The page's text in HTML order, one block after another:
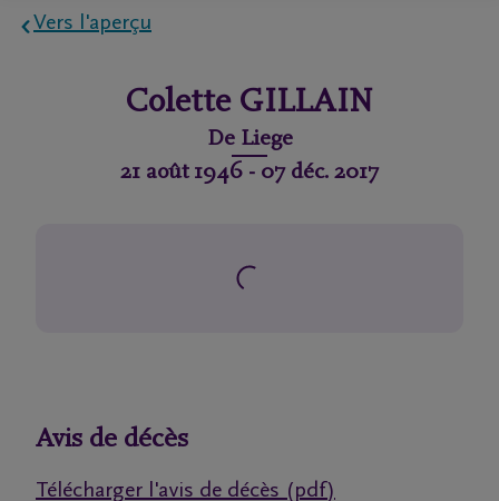
de
Vers l'aperçu
Colette GILLAIN
De Liege
21 août 1946 - 07 déc. 2017
Avis de décès
Télécharger l'avis de décès (pdf)